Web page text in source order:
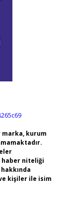
kurum
haber niteliği
kişiler ile isim